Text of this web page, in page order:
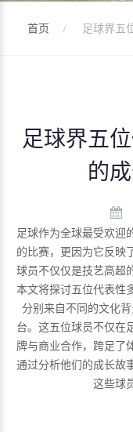
首页 足球界五
足球界五
的
足球作为全球最受欢迎
的比赛，更因为它反映
球员不仅仅是技艺高超
本文将探讨五位代表性
分别来自不同的文化
台。这五位球员不仅在
牌与商业合作，跨足了
通过分析他们的成长故
这些球